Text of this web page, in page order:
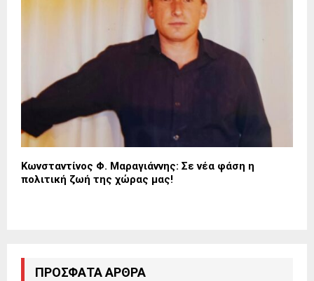
Κωνσταντίνος Φ. Μαραγιάννης: Σε νέα φάση η
πολιτική ζωή της χώρας μας!
ΠΡΌΣΦΑΤΑ ΆΡΘΡΑ